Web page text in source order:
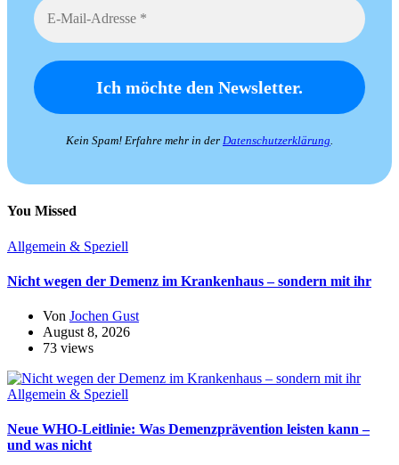
Kein Spam! Erfahre mehr in der Datenschutzerklärung.
You Missed
Allgemein & Speziell
Nicht wegen der Demenz im Krankenhaus – sondern mit ihr
Von Jochen Gust
August 8, 2026
73 views
Allgemein & Speziell
Neue WHO-Leitlinie: Was Demenzprävention leisten kann –
und was nicht